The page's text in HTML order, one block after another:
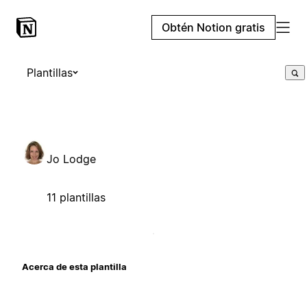
Obtén Notion gratis
Plantillas
Jo Lodge
11 plantillas
Acerca de esta plantilla